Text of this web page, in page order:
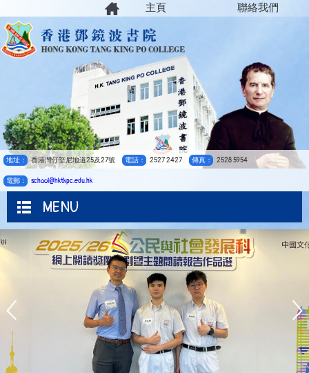
地址： 香港灣仔堅尼地道25及27號 電話： 2527 2427 傳真： 2528 5954
電郵： school@hktkpc.edu.hk
聯絡我們
主頁
MENU